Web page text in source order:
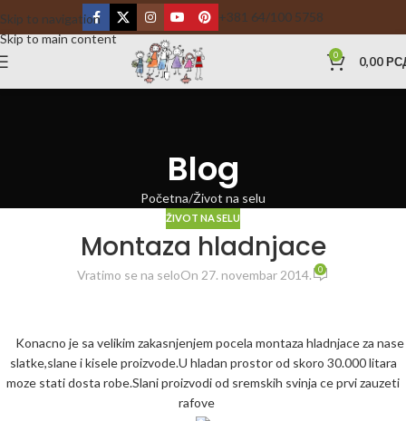
Skip to navigation
Skip to main content
+381 64/100 5758
0 0,00
Blog
Početna Život na selu
ŽIVOT NA SELU
Montaza hladnjace
Vratimo se na seloOn 27. novembar 2014. 0
Konacno je sa velikim zakasnjenjem pocela montaza hladnjace za nase
slatke,slane i kisele proizvode.U hladan prostor od skoro 30.000 litara
moze stati dosta robe.Slani proizvodi od sremskih svinja ce prvi zauzeti
rafove